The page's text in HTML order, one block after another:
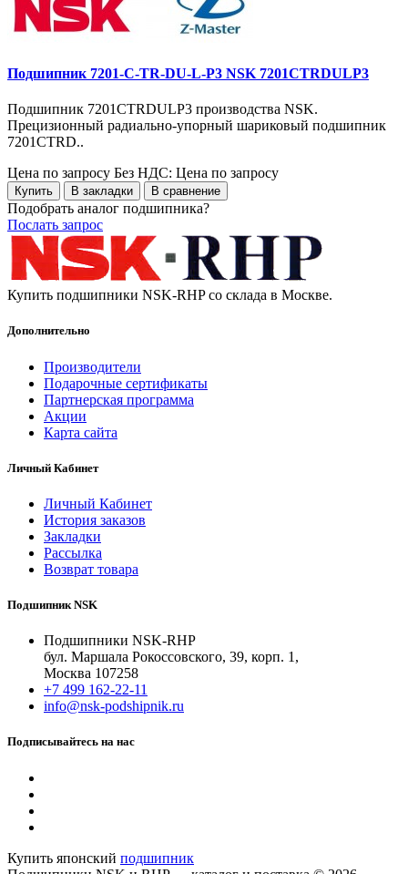
Подшипник 7201-C-TR-DU-L-P3 NSK 7201CTRDULP3
Подшипник 7201CTRDULP3 производства NSK.
Прецизионный радиально-упорный шариковый подшипник
7201CTRD..
Цена по запросу Без НДС: Цена по запросу
Купить В закладки В сравнение
Подобрать аналог подшипника?
Послать запрос
Купить подшипники NSK-RHP со склада в Москве.
Дополнительно
Производители
Подарочные сертификаты
Партнерская программа
Акции
Карта сайта
Личный Кабинет
Личный Кабинет
История заказов
Закладки
Рассылка
Возврат товара
Подшипник NSK
Подшипники NSK-RHP
бул. Маршала Рокоссовского, 39, корп. 1,
Москва 107258
+7 499 162-22-11
info@nsk-podshipnik.ru
Подписывайтесь на нас
Купить японский подшипник